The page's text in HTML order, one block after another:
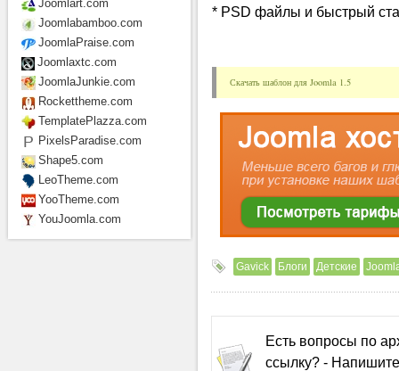
* PSD файлы и быстрый
Скачать шаблон для Joomla 1.5
Gavick Блоги Детские
Есть вопросы по
ссылку? -
Joomlart.com
Joomlabamboo.com
JoomlaPraise.com
Joomlaxtc.com
JoomlaJunkie.com
Rockettheme.com
TemplatePlazza.com
PixelsParadise.com
Shape5.com
LeoTheme.com
YooTheme.com
YouJoomla.com